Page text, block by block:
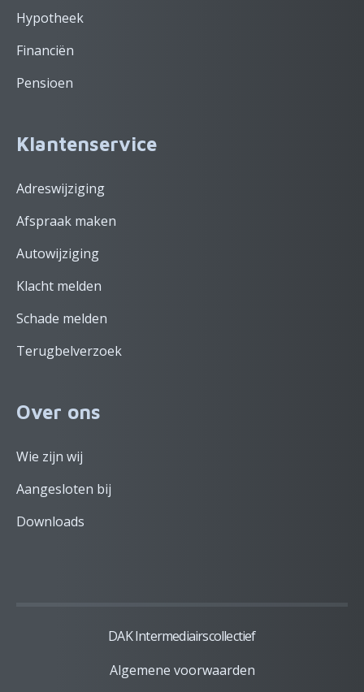
Hypotheek
Financiën
Pensioen
Klantenservice
Adreswijziging
Afspraak maken
Autowijziging
Klacht melden
Schade melden
Terugbelverzoek
Over ons
Wie zijn wij
Aangesloten bij
Downloads
DAK Intermediairscollectief
Algemene voorwaarden